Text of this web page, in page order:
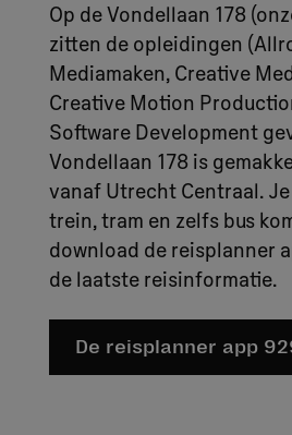
Op de Vondellaan 178
zitten de opleidingen
Mediamaken, Creative
Creative Motion
Software Development
Vondellaan 178 is
vanaf Utrecht Centraal.
trein, tram en zelfs bus
download de reisplanner
de laatste reisinformatie.
De reisplanner app